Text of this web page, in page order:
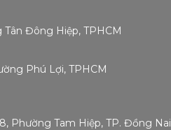
Tân Đông Hiệp, TPHCM
Phú Lợi, TPHCM
Phường Tam Hiệp, TP. Đồng Nai